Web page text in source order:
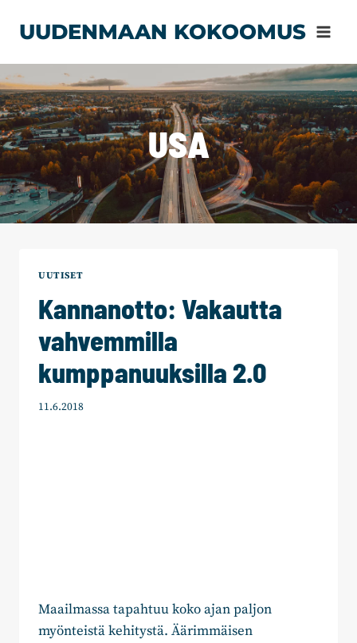
sisältöön
UUDENMAAN KOKOOMUS
USA
UUTISET
Kannanotto: Vakautta
vahvemmilla
kumppanuuksilla 2.0
11.6.2018
Maailmassa tapahtuu koko ajan paljon
myönteistä kehitystä. Äärimmäisen